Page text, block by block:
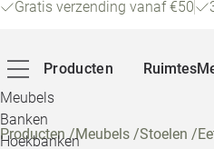
Gratis verzending vanaf €50
Producten
Meubels
Banken
Hoekbanken
Ruimtes
Producten/Meubels /Stoelen /